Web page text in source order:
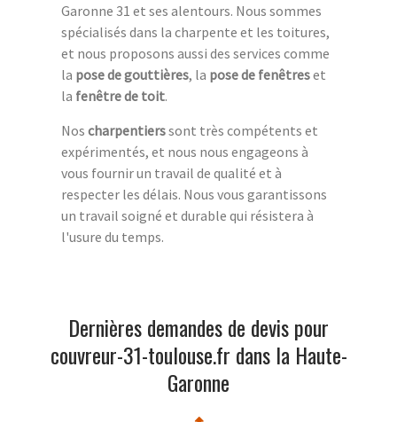
Garonne 31 et ses alentours. Nous sommes
spécialisés dans la charpente et les toitures,
et nous proposons aussi des services comme
la pose de gouttières, la pose de fenêtreset
la fenêtre de toit.
Nos charpentierssont très compétents et
expérimentés, et nous nous engageons à
vous fournir un travail de qualité et à
respecter les délais. Nous vous garantissons
un travail soigné et durable qui résistera à
l'usure du temps.
Dernières demandes de devis pour
couvreur-31-toulouse.fr dans la Haute-
Garonne